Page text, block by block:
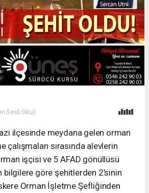
Sesli Oku)
ilçesinde meydana gelen orman
çalışmaları sırasında alevlerin
işçisi ve 5 AFAD gönüllüsü
bilgilere göre şehitlerden 2’sinin
Orman İşletme Şefliğinden